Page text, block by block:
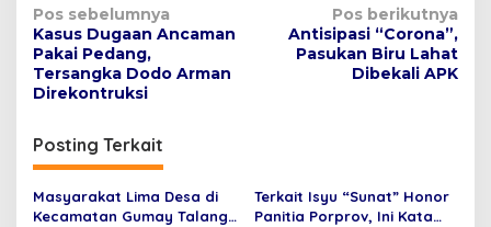
N
a
v
g
a
s
Pos sebelumnya
Kasus Dugaan Ancaman
Pakai Pedang,
Tersangka Dodo Arman
Direkontruksi
Pos berikutnya
Antisipasi “Corona”,
Pasukan Biru Lahat
Dibekali APK
Posting Terkait
Masyarakat Lima Desa di
Kecamatan Gumay Talang
Terkait Isyu “Sunat” Honor
Panitia Porprov, Ini Kata